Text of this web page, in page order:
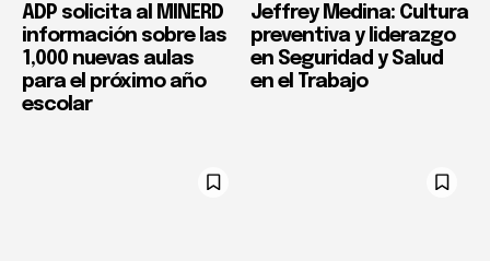
ADP solicita al MINERD
información sobre las
1,000 nuevas aulas
para el próximo año
escolar
Jeffrey Medina: Cultura
preventiva y liderazgo
en Seguridad y Salud
en el Trabajo